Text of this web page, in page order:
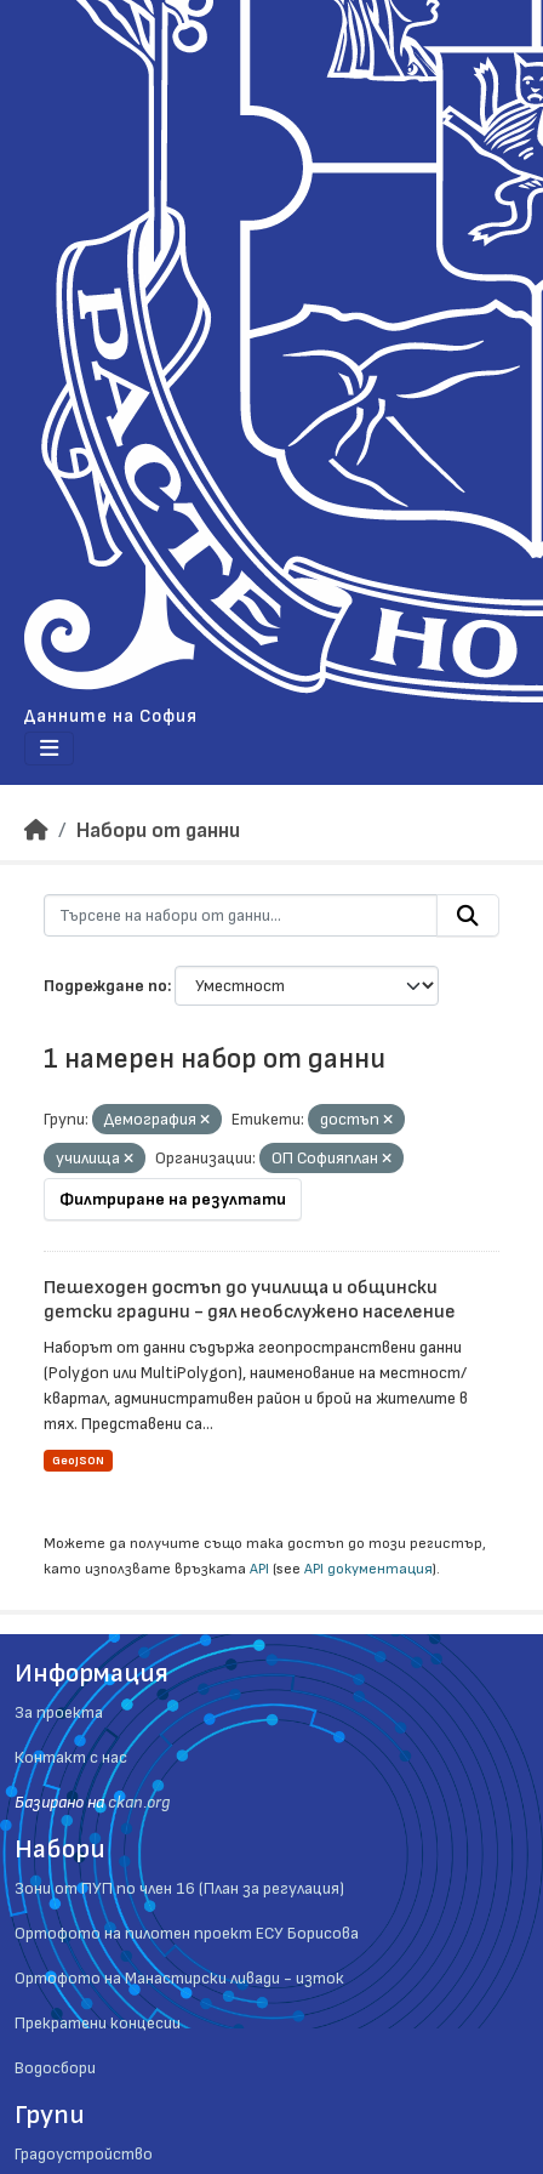
Данните на София
Набори от данни
Подреждане по
1 намерен набор от данни
Групи: Демография Етикети:
достъп
училища
Организации:
ОП Софияплан
Филтриране на резултати
Пешеходен достъп до училища и общински
детски градини - дял необслужено население
Наборът от данни съдържа геопространствени данни
(Polygon или MultiPolygon), наименование на местност/
квартал, административен район и брой на жителите в
тях. Представени са...
GeoJSON
Можете да получите също така достъп до този регистър,
като използвате връзката API (see API документация).
Информация
За проекта
Контакт с нас
Базиранo наckan.org
Набори
Зони от ПУП по член 16 (План за регулация)
Ортофото на пилотен проект ЕСУ Борисова
Ортофото на Манастирски ливади - изток
Прекратени концесии
Водосбори
Групи
Градоустройство